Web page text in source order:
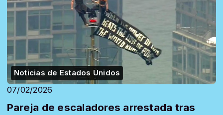
Noticias de Estados Unidos
07/02/2026
Pareja de escaladores arrestada tras